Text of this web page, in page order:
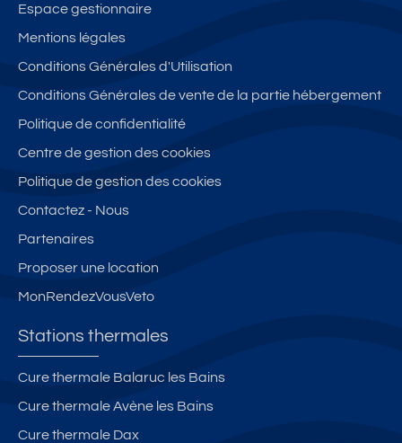
Espace gestionnaire
Mentions légales
Conditions Générales d'Utilisation
Conditions Générales de vente de la partie hébergement
Politique de confidentialité
Centre de gestion des cookies
Politique de gestion des cookies
Contactez - Nous
Partenaires
Proposer une location
MonRendezVousVeto
Stations thermales
Cure thermale Balaruc les Bains
Cure thermale Avène les Bains
Cure thermale Dax